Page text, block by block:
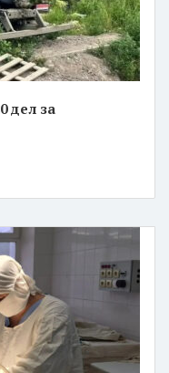
дел за